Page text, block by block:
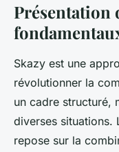
Présentation
Skazy est une
révolutionner la
un cadre structuré,
diverses situations.
repose sur la